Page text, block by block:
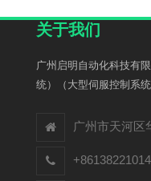
关于我们
广州启明自动化科技有
统）（大型伺服控制系
广州市天河区